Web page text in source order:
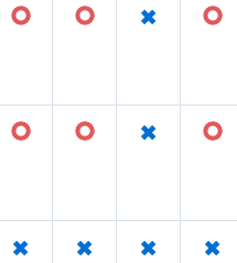
○ ○ × ○
○ ○ × ○
× × × ×